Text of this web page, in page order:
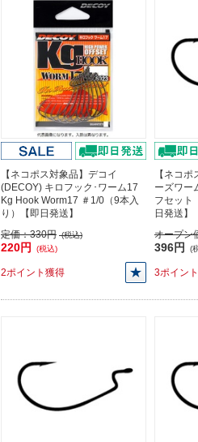
【ネコポス対象品】デコイ
(DECOY) キロフック･ワーム17
Kg Hook Worm17 ＃1/0（9本入
り）【即日発送】
定価：330円 (税込)
220円 (税込)
2ポイント獲得
【ネコ
ーズワー
フセッ
日発送】
オープン
396円 (
3ポイン